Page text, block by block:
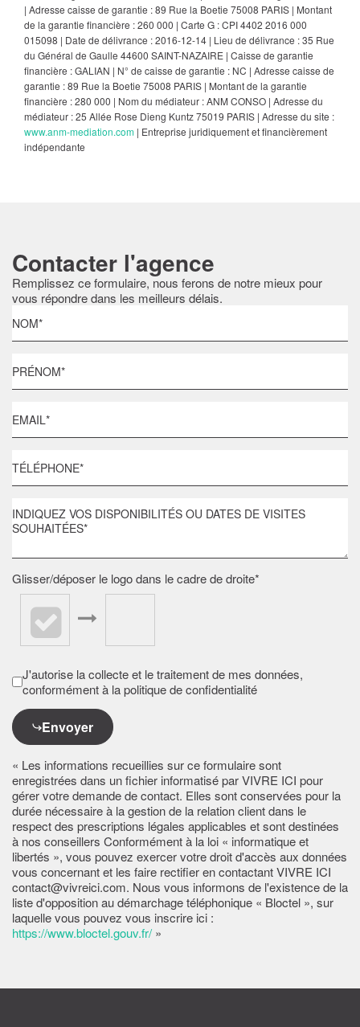
| Adresse caisse de garantie : 89 Rue la Boetie 75008 PARIS | Montant
de la garantie financière : 260 000 | Carte G : CPI 4402 2016 000
015098 | Date de délivrance : 2016-12-14 | Lieu de délivrance : 35 Rue
du Général de Gaulle 44600 SAINT-NAZAIRE | Caisse de garantie
financière : GALIAN | N° de caisse de garantie : NC | Adresse caisse de
garantie : 89 Rue la Boetie 75008 PARIS | Montant de la garantie
financière : 280 000 | Nom du médiateur : ANM CONSO | Adresse du
médiateur : 25 Allée Rose Dieng Kuntz 75019 PARIS | Adresse du site :
www.anm-mediation.com | Entreprise juridiquement et financièrement
indépendante
Contacter l'agence
Remplissez ce formulaire, nous ferons de notre mieux pour
vous répondre dans les meilleurs délais.
Glisser/déposer le logo dans le cadre de droite*
J'autorise la collecte et le traitement de mes données,
conformément à la politique de confidentialité
Envoyer
« Les informations recueillies sur ce formulaire sont
enregistrées dans un fichier informatisé par VIVRE ICI pour
gérer votre demande de contact. Elles sont conservées pour la
durée nécessaire à la gestion de la relation client dans le
respect des prescriptions légales applicables et sont destinées
à nos conseillers Conformément à la loi « informatique et
libertés », vous pouvez exercer votre droit d'accès aux données
vous concernant et les faire rectifier en contactant VIVRE ICI
contact@vivreici.com. Nous vous informons de l'existence de la
liste d'opposition au démarchage téléphonique « Bloctel », sur
laquelle vous pouvez vous inscrire ici :
https://www.bloctel.gouv.fr/ »